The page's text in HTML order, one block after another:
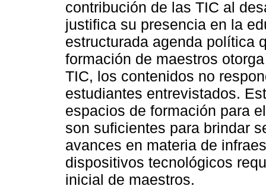
contribución de las TIC al
justifica su presencia en la
estructurada agenda política
formación de maestros
TIC, los contenidos no
estudiantes entrevistados.
espacios de formación para
son suficientes para brindar
avances en materia de
dispositivos tecnológicos
inicial de maestros.